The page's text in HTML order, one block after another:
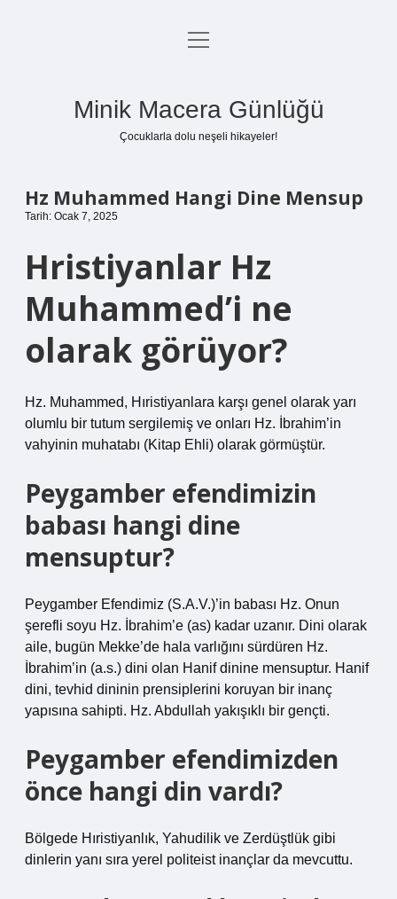
Anasayfa
menüyü
Minik Macera Günlüğü
Çocuklarla dolu neşeli hikayeler!
Hz Muhammed Hangi Dine Mensup
Tarih: Ocak 7, 2025
Hristiyanlar Hz
Muhammed’i ne
olarak görüyor?
Hz. Muhammed, Hıristiyanlara karşı genel olarak yarı
olumlu bir tutum sergilemiş ve onları Hz. İbrahim’in
vahyinin muhatabı (Kitap Ehli) olarak görmüştür.
Peygamber efendimizin
babası hangi dine
mensuptur?
Peygamber Efendimiz (S.A.V.)’in babası Hz. Onun
şerefli soyu Hz. İbrahim’e (as) kadar uzanır. Dini olarak
aile, bugün Mekke’de hala varlığını sürdüren Hz.
İbrahim’in (a.s.) dini olan Hanif dinine mensuptur. Hanif
dini, tevhid dininin prensiplerini koruyan bir inanç
yapısına sahipti. Hz. Abdullah yakışıklı bir gençti.
Peygamber efendimizden
önce hangi din vardı?
Bölgede Hıristiyanlık, Yahudilik ve Zerdüştlük gibi
dinlerin yanı sıra yerel politeist inançlar da mevcuttu.